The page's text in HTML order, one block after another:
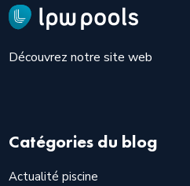
Découvrez notre site web
Catégories du blog
Actualité piscine